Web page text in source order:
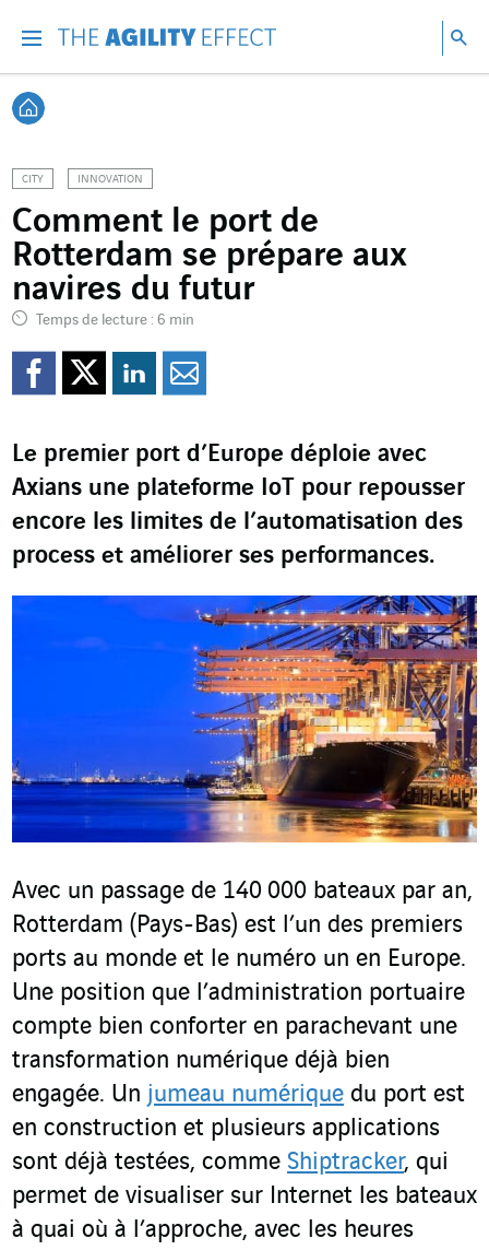
Retour à l'accueil
CITY INNOVATION
Comment le port de
Rotterdam se prépare aux
navires du futur
Temps de lecture : 6 min
Partager sur Facebook
Partager sur Twitter
Partager sur
Le premier port d’Europe déploie avec
Axians une plateforme IoT pour repousser
encore les limites de l’automatisation des
process et améliorer ses performances.
Avec un passage de 140 000 bateaux par an,
Rotterdam (Pays-Bas) est l’un des premiers
ports au monde et le numéro un en Europe.
Une position que l’administration portuaire
compte bien conforter en parachevant une
transformation numérique déjà bien
engagée. Un jumeau numérique du port est
en construction et plusieurs applications
sont déjà testées, comme Shiptracker, qui
permet de visualiser sur Internet les bateaux
à quai où à l’approche, avec les heures